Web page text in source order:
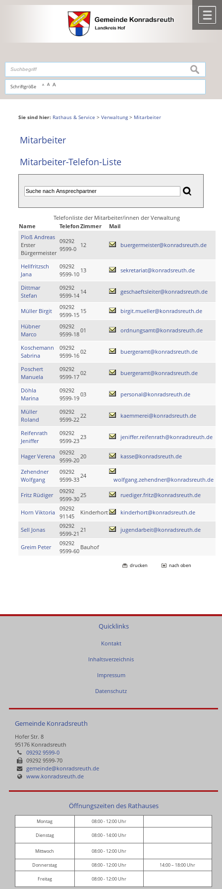
,zur Navigationoderzur Startseitespringen.
Schriftgröße A A A
suchen
Sie sind hier: Rathaus & Service > Verwaltung> Mitarbeiter
Mitarbeiter
Mitarbeiter-Telefon-Liste
Telefonliste der Mitarbeiter/innen der Verwaltung
Name
TelefonZimmer
Mail
Ploß Andreas
Erster
Bürgermeister
09292
9599-0
12 buergermeister@konradsreuth.de
Hellfritzsch
Jana
09292
9599-10
13 sekretariat@konradsreuth.de
Dittmar
Stefan
09292
9599-14
14 geschaeftsleiter@konradsreuth.de
Müller Birgit
09292
9599-15
15 birgit.mueller@konradsreuth.de
Hübner
Marco
09292
9599-18
01 ordnungsamt@konradsreuth.de
Koschemann
Sabrina
09292
9599-16
02 buergeramt@konradsreuth.de
Poschert
Manuela
09292
9599-17
02 buergeramt@konradsreuth.de
Döhla
Marina
09292
9599-19
03 personal@konradsreuth.de
Müller
Roland
09292
9599-22
22 kaemmerei@konradsreuth.de
Reifenrath
Jeniffer
09292
9599-23
23 jeniffer.reifenrath@konradsreuth.de
Hager Verena
09292
9599-20
20 kasse@konradsreuth.de
Zehendner
Wolfgang
09292
9599-33
24
wolfgang.zehendner@konradsreuth.de
Fritz Rüdiger
09292
9599-30
25 ruediger.fritz@konradsreuth.de
Horn Viktoria
09292
91145
Kinderhort kinderhort@konradsreuth.de
Sell Jonas
09292
9599-21
21 jugendarbeit@konradsreuth.de
Greim Peter
09292
9599-60
Bauhof
drucken nach oben
Quicklinks
Kontakt
Inhaltsverzeichnis
Impressum
Datenschutz
Gemeinde Konradsreuth
Hofer Str. 8
95176 Konradsreuth
09292 9599-0
09292 9599-70
gemeinde@konradsreuth.de
www.konradsreuth.de
Öffnungszeiten des Rathauses
Montag 08:00 - 12:00 Uhr
Dienstag 08:00 - 14:00 Uhr
Mittwoch 08:00 - 12:00 Uhr
Donnerstag 08:00 - 12:00 Uhr 14:00 – 18:00 Uhr
Freitag 08:00 - 12:00 Uhr